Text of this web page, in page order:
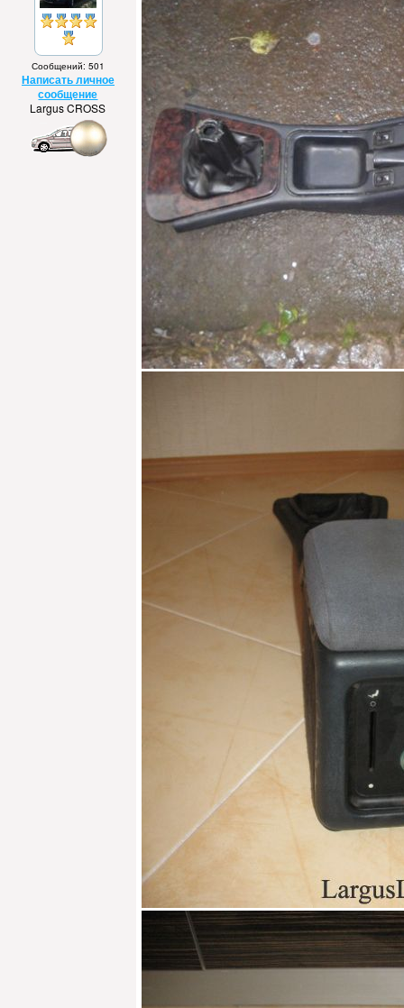
Сообщений: 501
Написать личное
сообщение
Largus CROSS